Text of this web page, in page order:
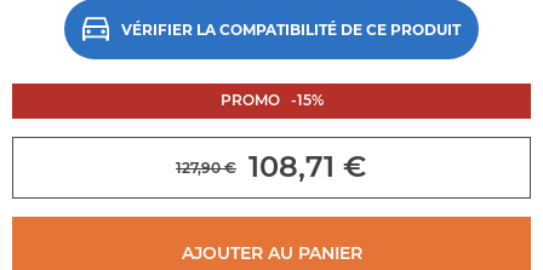
début
d'images
VÉRIFIER LA COMPATIBILITÉ DE CE PRODUIT
PROMO -15%
127,90 € 108,71 €
AJOUTER AU PANIER